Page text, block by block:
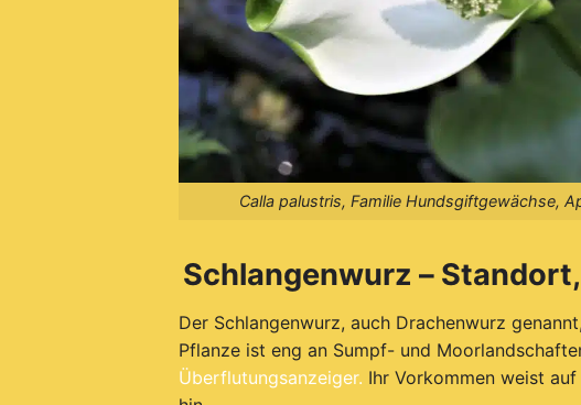
Calla palustris, Familie Hundsgiftgewächse,
Schlangenwurz –
Der Schlangenwurz, auch Drachenwurz
Pflanze ist eng an Sumpf- und
Überflutungsanzeiger. Ihr Vorkommen weist